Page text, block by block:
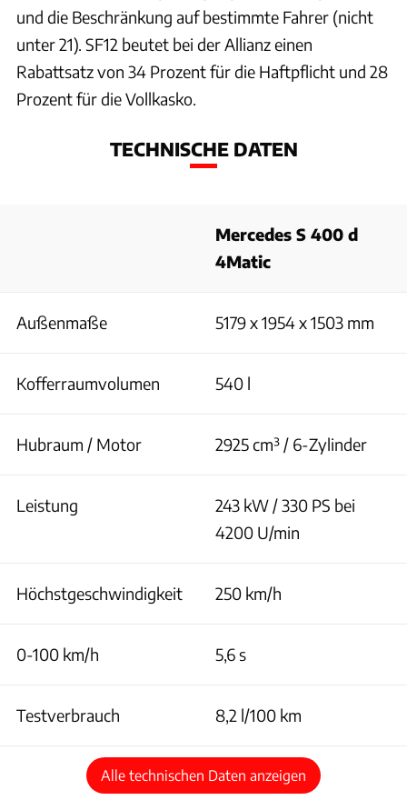
und die Beschränkung auf bestimmte Fahrer (nicht
unter 21). SF12 beutet bei der Allianz einen
Rabattsatz von 34 Prozent für die Haftpflicht und 28
Prozent für die Vollkasko.
TECHNISCHE DATEN
Mercedes S 400 d
4Matic
Außenmaße 5179 x 1954 x 1503 mm
Kofferraumvolumen 540 l
Hubraum / Motor 2925 cm³ / 6-Zylinder
Leistung
243 kW / 330 PS bei
4200 U/min
Höchstgeschwindigkeit 250 km/h
0-100 km/h 5,6 s
Testverbrauch 8,2 l/100 km
Alle technischen Daten anzeigen